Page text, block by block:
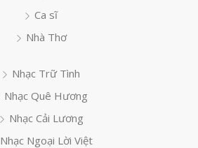
Ca sĩ
Nhà Thơ
Nhạc Trữ Tình
Nhạc Quê Hương
Nhạc Cải Lương
Nhạc Ngoại Lời Việt